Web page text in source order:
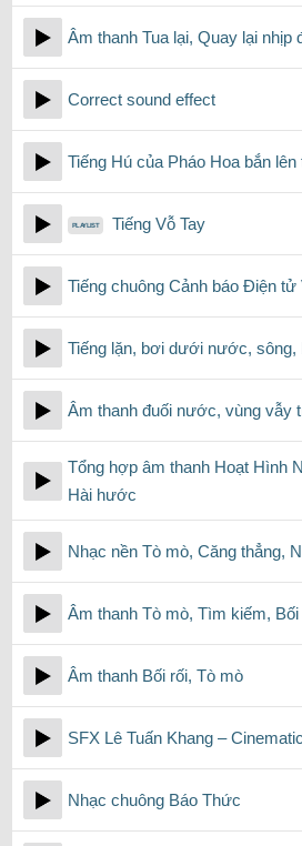
Âm thanh Tua lại, Quay lại nhịp
Correct sound effect
Tiếng Hú của Pháo Hoa bắn lên
Tiếng Vỗ Tay
Tiếng chuông Cảnh báo Điện
Tiếng lặn, bơi dưới nước, sông,
Âm thanh đuối nước, vùng vẫy
Tổng hợp âm thanh Hoạt Hình
Hài hước
Nhạc nền Tò mò, Căng thẳng,
Âm thanh Tò mò, Tìm kiếm, Bối
Âm thanh Bối rối, Tò mò
SFX Lê Tuấn Khang –
Nhạc chuông Báo Thức